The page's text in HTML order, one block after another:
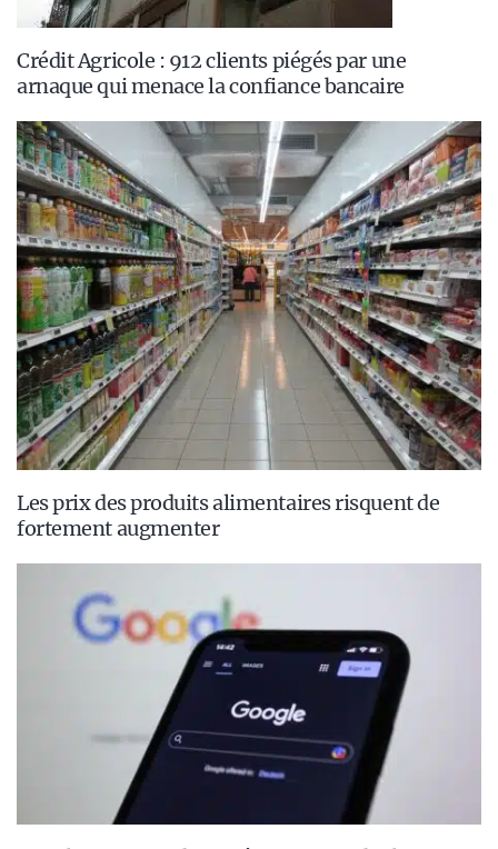
Crédit Agricole : 912 clients piégés par une
arnaque qui menace la confiance bancaire
Les prix des produits alimentaires risquent de
fortement augmenter